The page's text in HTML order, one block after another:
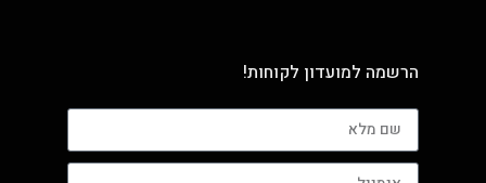
הרשמה למועדון לקוחות!